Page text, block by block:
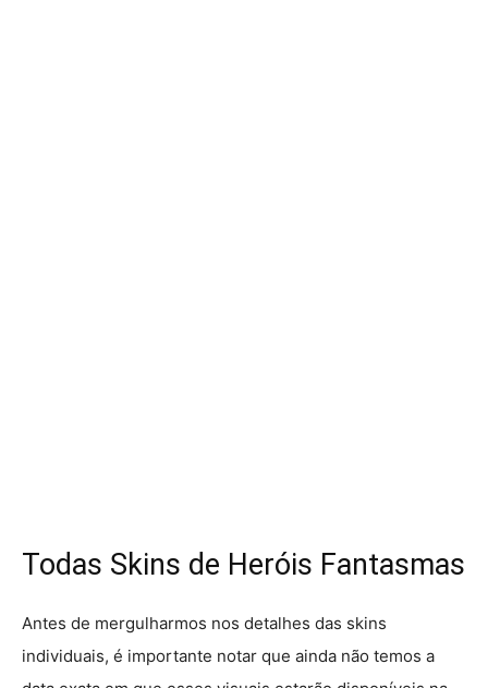
Todas Skins de Heróis Fantasmas
Antes de mergulharmos nos detalhes das skins
individuais, é importante notar que ainda não temos a